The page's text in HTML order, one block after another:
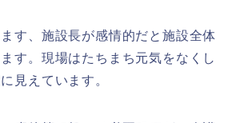
す、施設長が感情的だと施設全体
す。現場はたちまち元気をなくし
見えています。